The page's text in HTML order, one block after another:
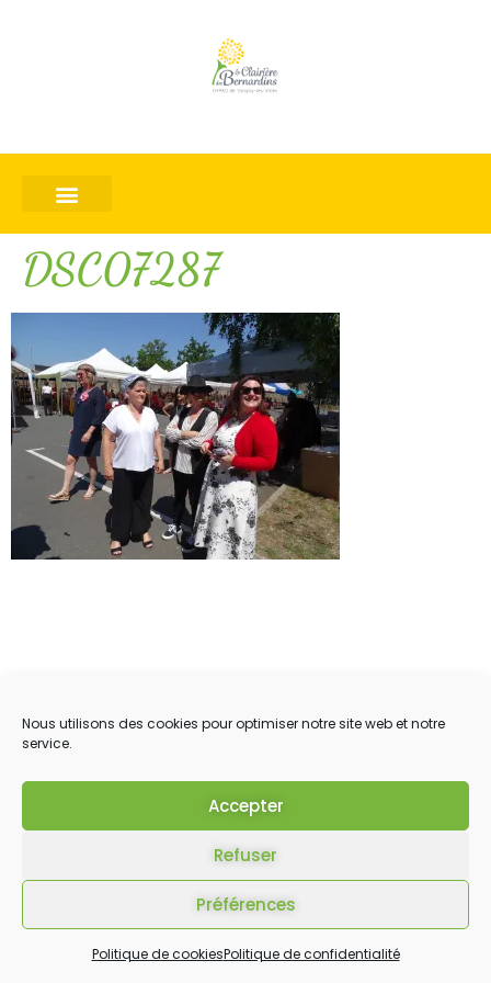
Nous utilisons des cookies pour optimiser notre site web et notre
service.
Accepter
Refuser
Préférences
Politique de cookiesPolitique de confidentialité
DSC07287